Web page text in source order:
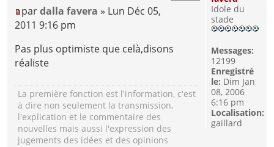
pardalla favera » Lun Déc 05,
2011 9:16 pm
Pas plus optimiste que celà,disons
réaliste
La première fonction est l'information, c'est
à dire non seulement la transmission,
l'explication et le commentaire des
nouvelles mais aussi l'expression des
jugements des idées et des opinions
Idole du
stade
Messages:
12199
Enregistré
le: Dim Jan
08, 2006
6:16 pm
Localisation:
gaillard